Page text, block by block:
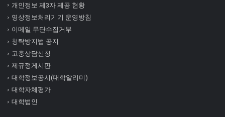
개인정보 제3자 제공 현황
영상정보처리기기 운영방침
이메일 무단수집거부
청탁방지법 공지
고충상담신청
제규정게시판
대학정보공시(대학알리미)
대학자체평가
대학법인